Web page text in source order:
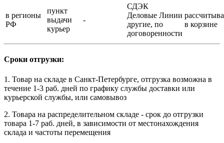
в регионы
РФ
пункт
выдачи
курьер
-
СДЭК
Деловые Линии
другие, по
договоренности
в корзине
Сроки отгрузки:
1. Товар на складе в Санкт-Петербурге, отгрузка возможна в
течение 1-3 раб. дней по графику службы доставки или
курьерской службы, или самовывоз
2. Товара на распределительном складе - срок до отгрузки
товара 1-7 раб. дней, в зависимости от местонахождения
склада и частоты перемещения